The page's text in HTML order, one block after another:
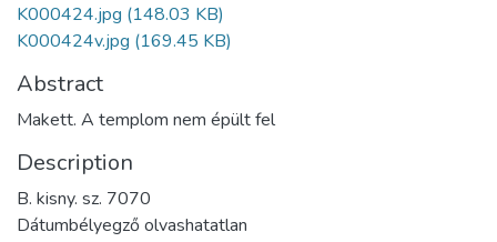
K000424.jpg (148.03 KB)
K000424v.jpg (169.45 KB)
Abstract
Makett. A templom nem épült fel
Description
B. kisny. sz. 7070
Dátumbélyegző olvashatatlan